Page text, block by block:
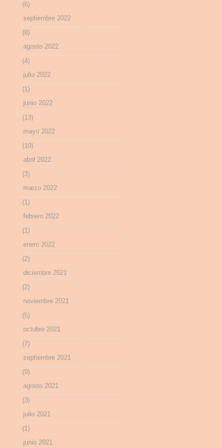
(6)
septiembre 2022
(8)
agosto 2022
(4)
julio 2022
(1)
junio 2022
(13)
mayo 2022
(10)
abril 2022
(3)
marzo 2022
(1)
febrero 2022
(1)
enero 2022
(2)
diciembre 2021
(2)
noviembre 2021
(5)
octubre 2021
(7)
septiembre 2021
(9)
agosto 2021
(3)
julio 2021
(1)
junio 2021